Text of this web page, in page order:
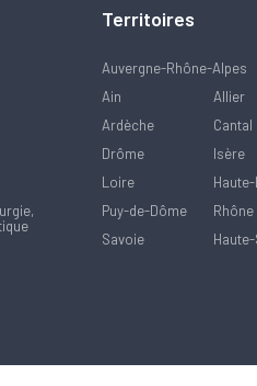
Territoires
Auvergne-Rhône-Alpes
Ain
Allier
Ardèche
Cantal
Drôme
Isère
Loire
Puy-de-Dôme
Rhône
Savoie